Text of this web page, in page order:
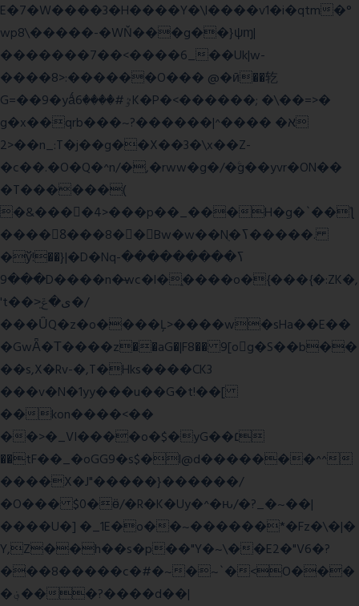
E�7�W����3�H����Y�\l����v1�i�qtm�°
wp8\�����-�WŇ���g��}ψɱ|
�������7��<����6_��Uk|w-
����8>:������O��� @�ӣ��䢀
G=��9�yǻٷ#����6K�P�<������; �\��=>�
g�x��qrb���~א� ����^|������?
2>��n_:T�j��g��X��3�\x��Z-
�c��.�O�Q�^n/�,�rww�g�/�ۧg��yvr�ON��
�T������(
�&����4>���p��_���H�g�`��ƪ
����8َ���8� �󳳦Bw�w��Nֻ�ߖ�����.
�ў!��}|�D�Nqߖ���������-
���9D����n�̶wc�l�֑����o�{���{�:ZK�,
't��>͍ى�ݝ�/
���ǙQ�z�o����Ļ>����w�sHa��E��
�GwǞ�Τ����z��aG�|F8�� 9[og�S��b��
��s,X�Rv-�,T�Hks����CK3
���v�N�1yy���u��G�t!��[
��kon����<��
��>�_VI����o�$�yG��׆
��tF��_�oGG9�s$�l@d�������^^
����X�J"�����}������/
�O��� $0�ӫ/�R�K�Uy�^�ԋ/�?_�~��|
����U�] �_1E�o��~������*�Fz�\�|�
Y,Z��h��s�p��"Y�~\��E2�"V6�?
���8�����c�#�~�~`�<O���
�؋���?����d��|